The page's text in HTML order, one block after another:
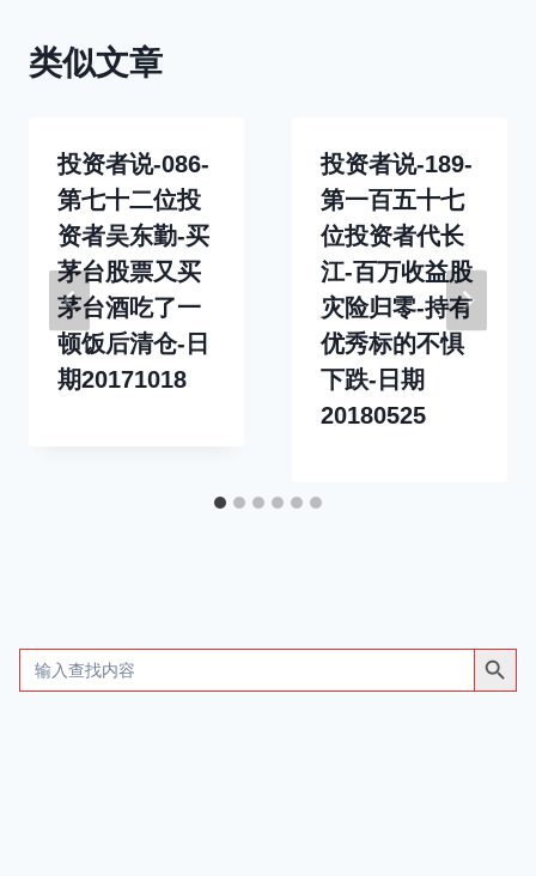
类似文章
投资者说-086-
第七十二位投
资者吴东勤-买
茅台股票又买
茅台酒吃了一
顿饭后清仓-日
期20171018
投资者说-189-
第一百五十七
位投资者代长
江-百万收益股
灾险归零-持有
优秀标的不惧
下跌-日期
20180525
Search
for:
搜索按钮